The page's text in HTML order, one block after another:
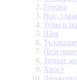
Голова
Нос,
Зубы и
Шея
Туловище
Задние
Хвост